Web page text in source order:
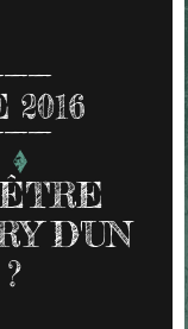
2016
D'UN